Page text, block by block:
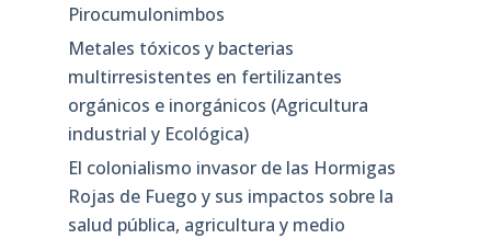
Pirocumulonimbos
Metales tóxicos y bacterias
multirresistentes en fertilizantes
orgánicos e inorgánicos (Agricultura
industrial y Ecológica)
El colonialismo invasor de las Hormigas
Rojas de Fuego y sus impactos sobre la
salud pública, agricultura y medio